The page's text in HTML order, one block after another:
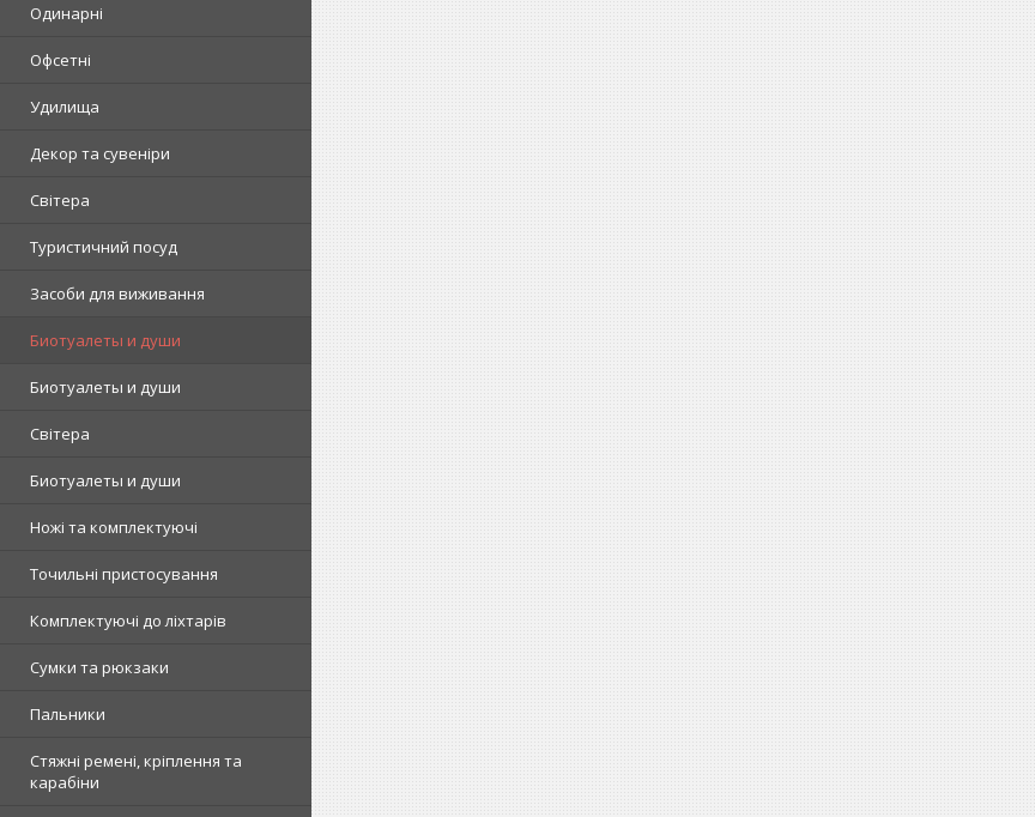
Одинарні
Офсетні
Удилища
Декор та сувеніри
Світера
Туристичний посуд
Засоби для виживання
Биотуалеты и души
Биотуалеты и души
Світера
Биотуалеты и души
Ножі та комплектуючі
Точильні пристосування
Комплектуючі до ліхтарів
Сумки та рюкзаки
Пальники
Стяжні ремені, кріплення та
карабіни